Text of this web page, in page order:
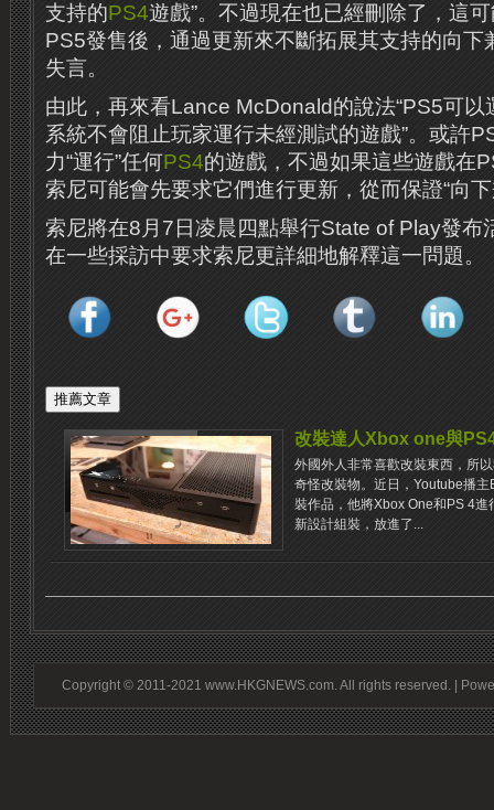
支持的PS4遊戲”。不過現在也已經刪除了，這
PS5發售後，通過更新來不斷拓展其支持的向下
失言。
由此，再來看Lance McDonald的說法“PS5可以
系統不會阻止玩家運行未經測試的遊戲”。或許
力“運行”任何PS4的遊戲，不過如果這些遊戲在
索尼可能會先要求它們進行更新，從而保證“向
索尼將在8月7日凌晨四點舉行State of Play發布
在一些採訪中要求索尼更詳細地解釋這一問題。
改裝達人Xbox one與
外國外人非常喜歡改裝東西，所
奇怪改裝物。近日，Youtube播
裝作品，他將Xbox One和PS 4
新設計組裝，放進了...
Copyright © 2011-2021 www.HKGNEWS.com. All rights reserved. |